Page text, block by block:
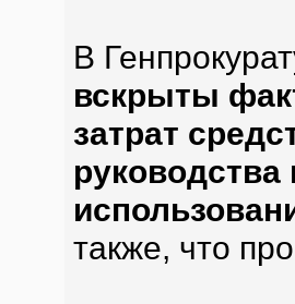
В
вскрыты
затрат
также, что